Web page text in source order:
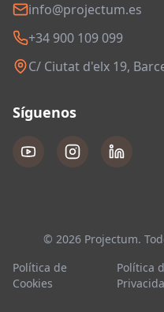
info@projectum.es
+34 900 109 099
C/ Ciutat d'elx 19,
Síguenos
© 2026 Projectum.
Política de
Cookies
Política